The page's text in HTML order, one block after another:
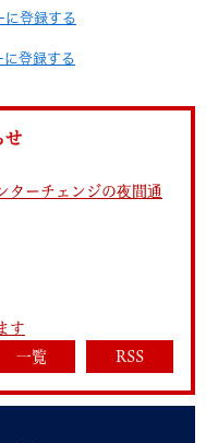
に登録する
に登録する
せ
ターチェンジの夜間通
す
一覧
RSS